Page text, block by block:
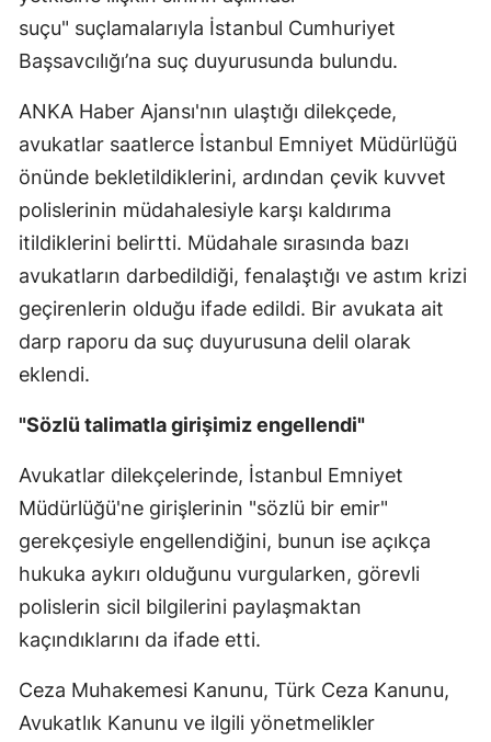
suçu" suçlamalarıyla İstanbul Cumhuriyet
Başsavcılığı’na suç duyurusunda bulundu.
ANKA Haber Ajansı'nın ulaştığı dilekçede,
avukatlar saatlerce İstanbul Emniyet Müdürlüğü
önünde bekletildiklerini, ardından çevik kuvvet
polislerinin müdahalesiyle karşı kaldırıma
itildiklerini belirtti. Müdahale sırasında bazı
avukatların darbedildiği, fenalaştığı ve astım krizi
geçirenlerin olduğu ifade edildi. Bir avukata ait
darp raporu da suç duyurusuna delil olarak
eklendi.
"Sözlü talimatla girişimiz engellendi"
Avukatlar dilekçelerinde, İstanbul Emniyet
Müdürlüğü'ne girişlerinin "sözlü bir emir"
gerekçesiyle engellendiğini, bunun ise açıkça
hukuka aykırı olduğunu vurgularken, görevli
polislerin sicil bilgilerini paylaşmaktan
kaçındıklarını da ifade etti.
Ceza Muhakemesi Kanunu, Türk Ceza Kanunu,
Avukatlık Kanunu ve ilgili yönetmelikler